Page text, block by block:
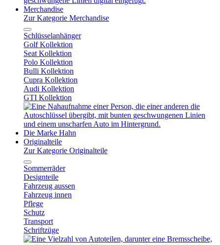
Merchandise
Zur Kategorie Merchandise
Schlüsselanhänger
Golf Kollektion
Seat Kollektion
Polo Kollektion
Bulli Kollektion
Cupra Kollektion
Audi Kollektion
GTI Kollektion
Die Marke Hahn
Originalteile
Zur Kategorie Originalteile
Sommerräder
Designteile
Fahrzeug aussen
Fahrzeug innen
Pflege
Schutz
Transport
Schriftzüge